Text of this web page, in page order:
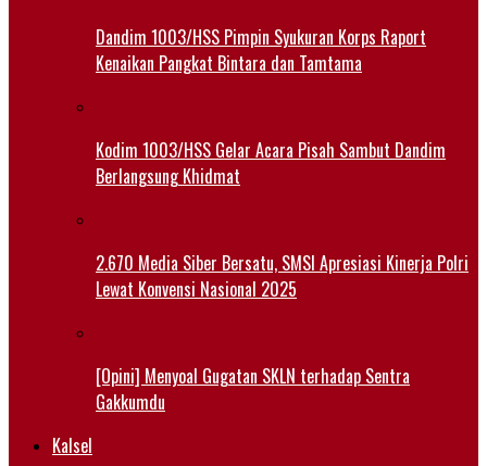
Dandim 1003/HSS Pimpin Syukuran Korps Raport
Kenaikan Pangkat Bintara dan Tamtama
Kodim 1003/HSS Gelar Acara Pisah Sambut Dandim
Berlangsung Khidmat
2.670 Media Siber Bersatu, SMSI Apresiasi Kinerja Polri
Lewat Konvensi Nasional 2025
[Opini] Menyoal Gugatan SKLN terhadap Sentra
Gakkumdu
Kalsel